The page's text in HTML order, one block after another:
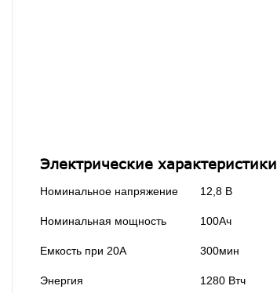
Электрические характеристики
Номинальное напряжение 12,8 В
Номинальная мощность 100Ач
Емкость при 20А 300мин
Энергия 1280 Втч